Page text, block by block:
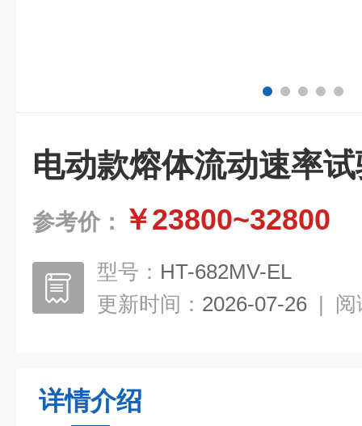
电动款熔体流动速率
参考价： ￥23800~32800
型号： HT-682MV-EL
更新时间： 2026-07-26 | 阅
详情介绍